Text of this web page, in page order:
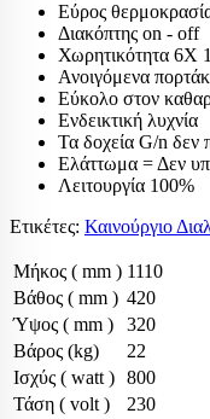
Εύρος
Διακόπτης on - off
Χωρητικότητα 6X
Ανοιγόμενα
Εύκολο στον
Ενδεικτική λυχνία
Τα δοχεία G/n δεν
Ελάττωμα = Δεν
Λειτουργία 100%
Ετικέτες: Καινούργιο
Μήκος ( mm ) 1110
Βάθος ( mm ) 420
Ύψος ( mm )
320
Βάρος (kg)
22
Ισχύς ( watt ) 800
Τάση ( volt )
230